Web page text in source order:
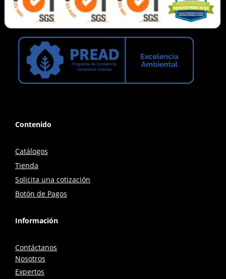
Contenido
Catálogos
Tienda
Solicita una cotización
Botón de Pagos
Información
Contáctanos
Nosotros
Expertos